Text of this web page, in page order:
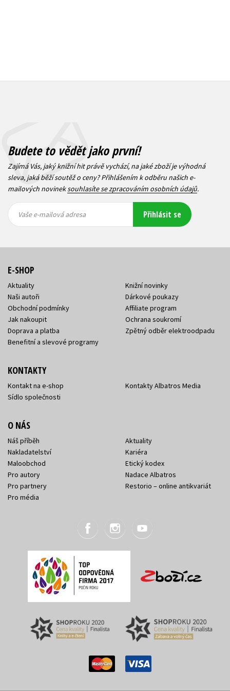
Budete to vědět jako první!
Zajímá Vás, jaký knižní hit právě vychází, na jaké zboží je výhodná
sleva, jaká běží soutěž o ceny? Přihlášením k odběru našich e-
mailových novineksouhlasíte se zpracováním osobních údajů.
mailová
mailová
Vaše e-mailová adresa Přihlásit se
E-SHOP
Aktuality
Naši autoři
Obchodní podmínky
Jak nakoupit
Doprava a platba
Benefitní a slevové programy
Knižní novinky
Dárkové poukazy
Affiliate program
Ochrana soukromí
Zpětný odběr elektroodpadu
KONTAKTY
Kontakt na e-shop
Sídlo společnosti
Kontakty Albatros Media
O NÁS
Náš příběh
Nakladatelství
Maloobchod
Pro autory
Pro partnery
Pro média
Aktuality
Kariéra
Etický kodex
Nadace Albatros
Restorio – online antikvariát